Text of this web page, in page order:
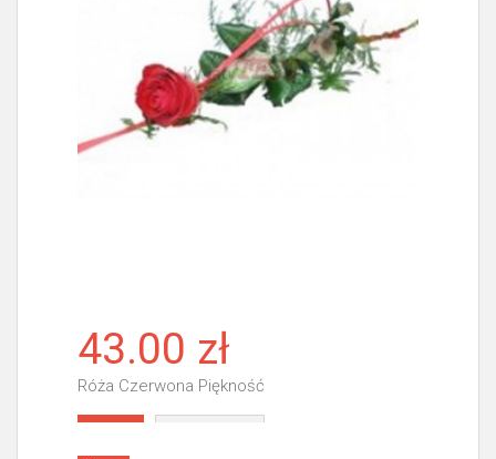
43.00 zł
Róża Czerwona Piękność